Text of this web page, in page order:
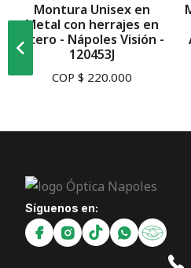
Montura Unisex en
Metal con herrajes en
Acero - Nápoles Visión -
120453J
COP $ 220.000
Síguenos en: